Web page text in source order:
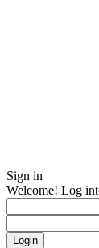
Sign in
Welcome! Log